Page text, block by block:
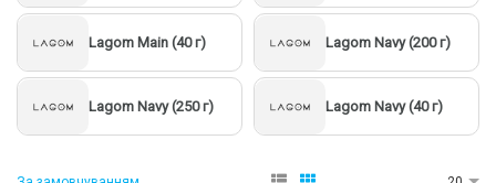
Аксесуари для кальяну
Електронні сигарети (POD)
Lagom Main (40 г) Lagom Navy (200 г)
Lagom Navy (250 г) Lagom Navy (40 г)